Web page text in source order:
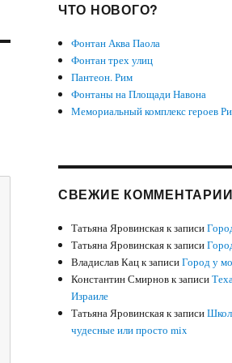
ЧТО НОВОГО?
Фонтан Аква Паола
Фонтан трех улиц
Пантеон. Рим
Фонтаны на Площади Навона
Мемориальный комплекс героев
СВЕЖИЕ КОММЕНТАРИИ
Татьяна Яровинскаяк записи
Татьяна Яровинскаяк записи
Владислав Кацк записиГород у
Константин Смирновк записи
Израиле
Татьяна Яровинскаяк записи
чудесные или просто mix